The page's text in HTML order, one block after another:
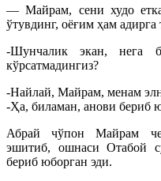
— Майрам, сени худо
ўтувдинг, оёғим ҳам
-Шунчалик экан, нега
кўрсатмадингиз?
-Найлай, Майрам, менам
-Ҳа, биламан, анови бериб
Абрай чўпон Майрам
эшитиб, ошнаси Отабой
бериб юборган эди.